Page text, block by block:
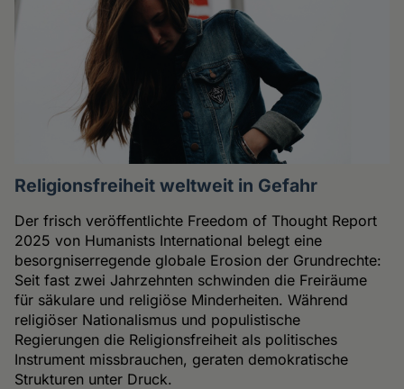
Religionsfreiheit weltweit in Gefahr
Der frisch veröffentlichte Freedom of Thought Report
2025 von Humanists International belegt eine
besorgniserregende globale Erosion der Grundrechte:
Seit fast zwei Jahrzehnten schwinden die Freiräume
für säkulare und religiöse Minderheiten. Während
religiöser Nationalismus und populistische
Regierungen die Religionsfreiheit als politisches
Instrument missbrauchen, geraten demokratische
Strukturen unter Druck.